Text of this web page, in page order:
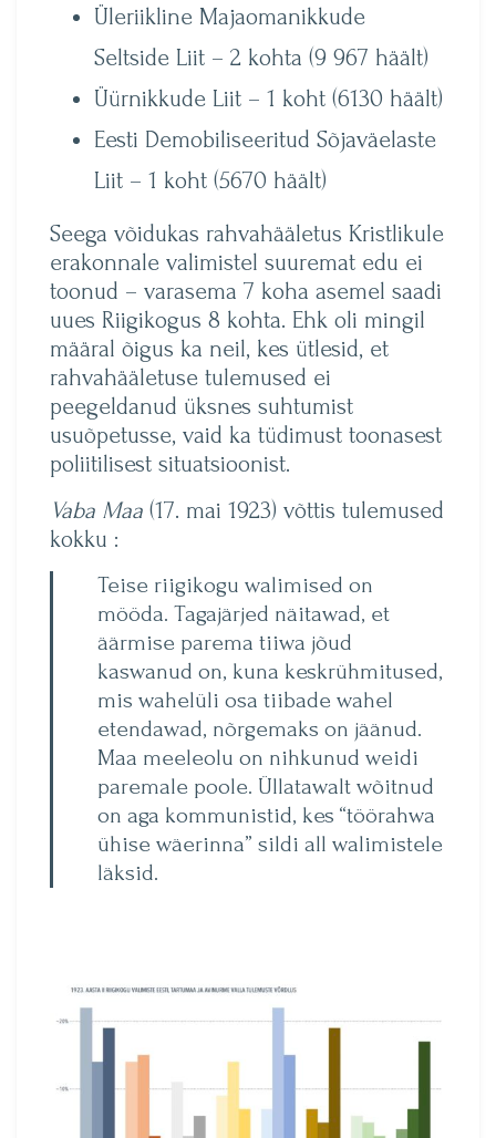
Üleriikline Majaomanikkude
Seltside Liit – 2 kohta (9 967 häält)
Üürnikkude Liit – 1 koht (6130 häält)
Eesti Demobiliseeritud Sõjaväelaste
Liit – 1 koht (5670 häält)
Seega võidukas rahvahääletus Kristlikule
erakonnale valimistel suuremat edu ei
toonud – varasema 7 koha asemel saadi
uues Riigikogus 8 kohta. Ehk oli mingil
määral õigus ka neil, kes ütlesid, et
rahvahääletuse tulemused ei
peegeldanud üksnes suhtumist
usuõpetusse, vaid ka tüdimust toonasest
poliitilisest situatsioonist.
Vaba Maa (17. mai 1923) võttis tulemused
kokku :
Teise riigikogu walimised on
mööda. Tagajärjed näitawad, et
äärmise parema tiiwa jõud
kaswanud on, kuna keskrühmitused,
mis wahelüli osa tiibade wahel
etendawad, nõrgemaks on jäänud.
Maa meeleolu on nihkunud weidi
paremale poole. Üllatawalt wõitnud
on aga kommunistid, kes “töörahwa
ühise wäerinna” sildi all walimistele
läksid.